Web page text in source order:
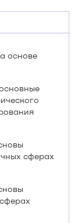
основе
сферах